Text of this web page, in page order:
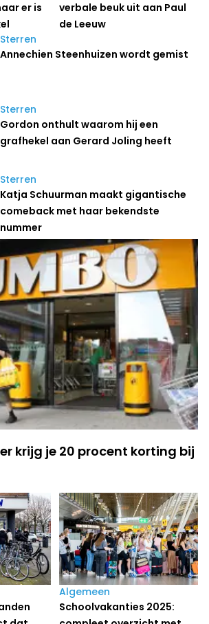
er is
verbale beuk uit aan Paul
de Leeuw
Sterren
Annechien Steenhuizen wordt gemist
Sterren
Gordon onthult waarom hij een
grafhekel aan Gerard Joling heeft
Sterren
Katja Schuurman maakt gigantische
comeback met haar bekendste
nummer
krijg je 20 procent korting bij
Algemeen
Schoolvakanties 2025: